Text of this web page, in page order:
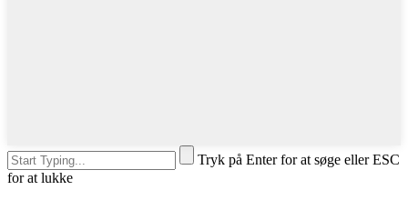
Tryk på Enter for at søge eller ESC
for at lukke